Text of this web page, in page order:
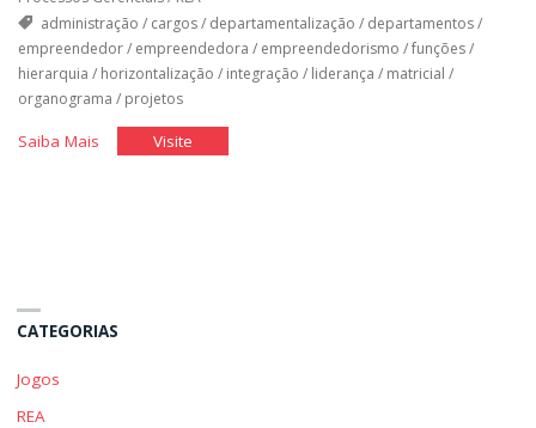
administração / cargos/ departamentalização / departamentos/
empreendedor/ empreendedora / empreendedorismo /funções/
hierarquia / horizontalização / integração / liderança / matricial /
organograma / projetos
Saiba Mais"A
Visite"A
CATEGORIAS
Jogos
REA